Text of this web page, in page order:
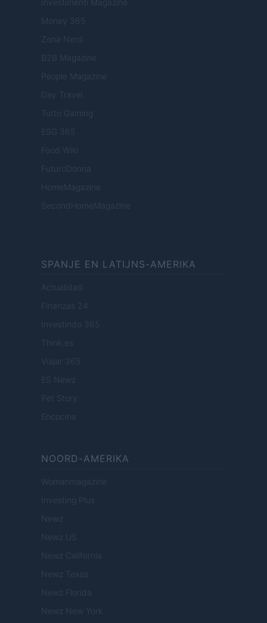
Investimenti Magazine
Money 365
Zona Nerd
B2B Magazine
People Magazine
Day Travel
Tutto Gaming
ESG 365
Food Wiki
FuturoDonna
HomeMagazine
SecondHomeMagazine
SPANJE EN LATIJNS-AMERIKA
Actualidad
Finanzas 24
Investindo 365
Think.es
Viajar 365
ES Newz
Pet Story
Encocina
NOORD-AMERIKA
Womanmagazine
Investing Plus
Newz
Newz US
Newz California
Newz Texas
Newz Florida
Newz New York